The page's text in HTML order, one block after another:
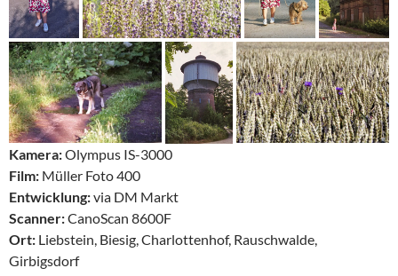
Kamera:Olympus IS-3000
Film: Müller Foto 400
Entwicklung:via DM Markt
Scanner:CanoScan 8600F
Ort: Liebstein, Biesig, Charlottenhof, Rauschwalde,
Girbigsdorf